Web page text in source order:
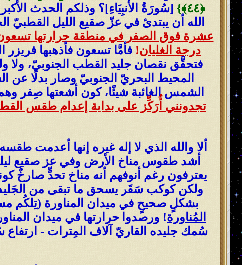
‎﴿٤٤﴾‏}
[سُورَةُ الأَنبِيَاءِ]؟ وذلكم الحدث
الله أن يبتدئ في عزّ صقيع الليل القطبيّ الجنوبيّ
عشرة فوق الصفر في منطقة حرارتها
درجة الغليان! فأمَّا تسعون فأذهبها
فتحقَّق نقصان جليد القطب الجنوبيّ، ولا
المحيط البحريّ الجنوبيّ وصار بدلًا
الشمس الغائبة شيئًا، كون أشعتها صِفر
ألا والله الذي لا إله غيره إنها أعدمت
أشد طقوس مناخ الأرض وفي عز صقيع
ولكن كوكب سَقَر يسحق ما تبقى من
بشكلٍ صحيحٍ في ميدان المناورة (تِلكُم
المُناورة! ورصدوا حرارتها في ميدان
سُمك جليده القاريّ آلاف المِترات -